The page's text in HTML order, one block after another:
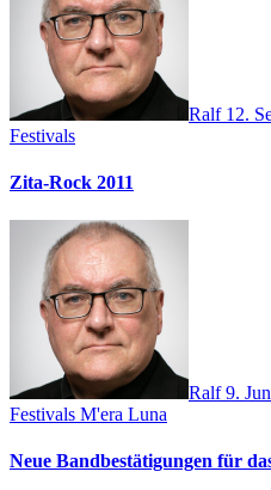
Ralf 12.
Festivals
Zita-Rock 2011
Ralf9.
Festivals M'era Luna
Neue Bandbestätigungen für